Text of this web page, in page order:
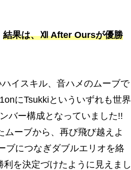
結果は、Ⅻ After Oursが優勝
イスキル、音ハメのムーブで
にTsukkiといういずれも世界
バー構成となっていました!!
ーブから、再び飛び越えよ
ブにつなぎダブルエリオを絡
を決定づけたように見えまし